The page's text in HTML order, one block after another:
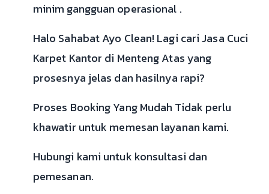
minim gangguan operasional .
Halo Sahabat Ayo Clean! Lagi cari Jasa Cuci
Karpet Kantor di Menteng Atas yang
prosesnya jelas dan hasilnya rapi?
Proses Booking Yang Mudah Tidak perlu
khawatir untuk memesan layanan kami.
Hubungi kami untuk konsultasi dan
pemesanan.